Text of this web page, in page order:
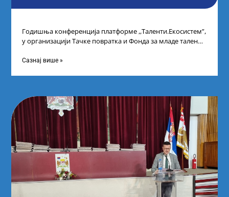
Годишња конференција платформе ,,Таленти.Екосистем”,
у организацији Тачке повратка и Фонда за младе таленте
Сазнај више »